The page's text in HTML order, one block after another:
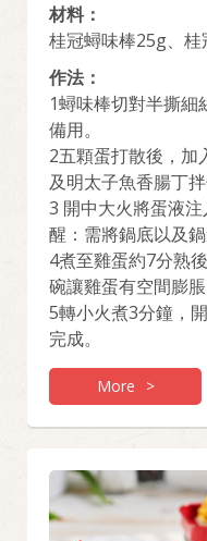
材料：
桂冠蟳味棒25g、桂
高湯160ml、蔥末
作法：
1蟳味棒切對半撕細
備用。
2五顆蛋打散後，加
及明太子魚香腸丁拌
3 開中大火將蛋液
醒：需將鍋底以及
4煮至雞蛋約7分熟
碗讓雞蛋有空間膨脹
5轉小火煮3分鐘，
完成。
More >